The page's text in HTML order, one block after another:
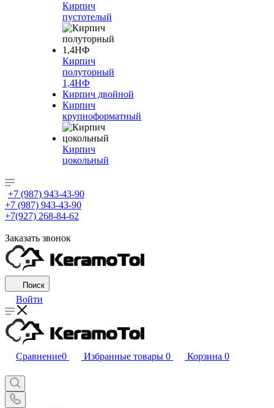
Кирпич
пустотелый
Кирпич
полуторный
1,4НФ
Кирпич двойной
Кирпич
крупноформатный
Кирпич
цокольный
+7 (987) 943-43-90
+7 (987) 943-43-90
+7(927) 268-84-62
Заказать звонок
Поиск
Войти
Сравнение0 Избранные товары 0 Корзина 0